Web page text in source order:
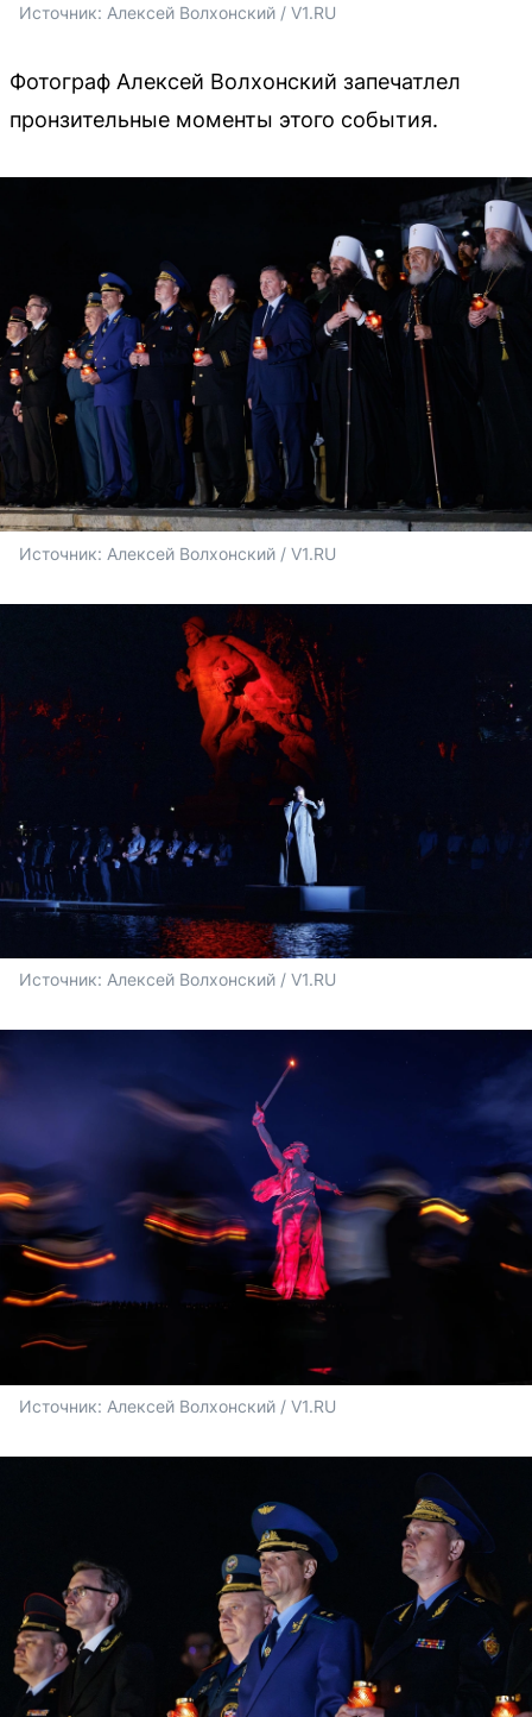
Источник: Алексей Волхонский / V1.RU
Фотограф Алексей Волхонский запечатлел
пронзительные моменты этого события.
Источник: Алексей Волхонский / V1.RU
Источник: Алексей Волхонский / V1.RU
Источник: Алексей Волхонский / V1.RU